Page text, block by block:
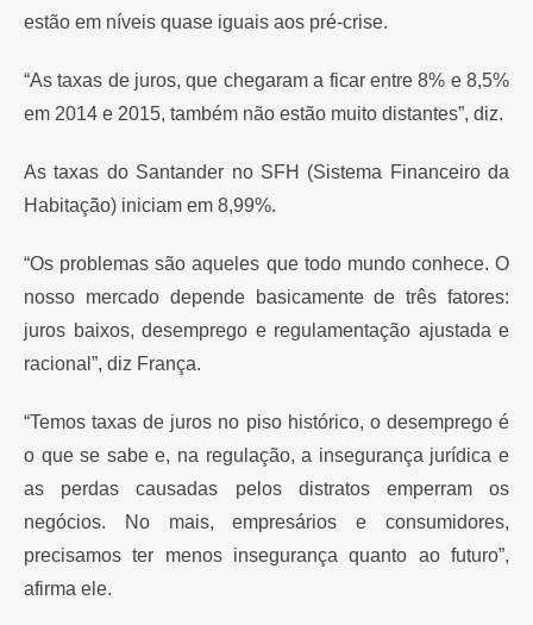
estão em níveis quase iguais aos pré-crise.
“As taxas de juros, que chegaram a ficar entre 8% e 8,5%
em 2014 e 2015, também não estão muito distantes”, diz.
As taxas do Santander no SFH (Sistema Financeiro da
Habitação) iniciam em 8,99%.
“Os problemas são aqueles que todo mundo conhece. O
nosso mercado depende basicamente de três fatores:
juros baixos, desemprego e regulamentação ajustada e
racional”, diz França.
“Temos taxas de juros no piso histórico, o desemprego é
o que se sabe e, na regulação, a insegurança jurídica e
as perdas causadas pelos distratos emperram os
negócios. No mais, empresários e consumidores,
precisamos ter menos insegurança quanto ao futuro”,
afirma ele.